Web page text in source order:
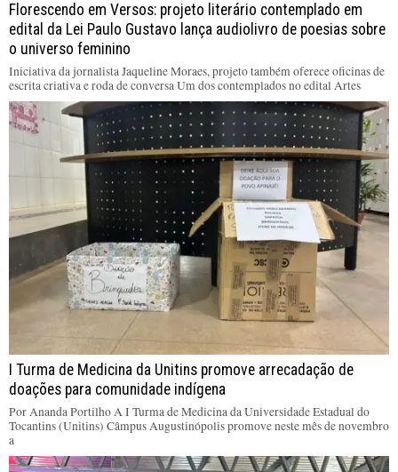
Florescendo em Versos: projeto literário contemplado em
edital da Lei Paulo Gustavo lança audiolivro de poesias sobre
o universo feminino
Iniciativa da jornalista Jaqueline Moraes, projeto também oferece oficinas de
escrita criativa e roda de conversa Um dos contemplados no edital Artes
I Turma de Medicina da Unitins promove arrecadação de
doações para comunidade indígena
Por Ananda Portilho A I Turma de Medicina da Universidade Estadual do
Tocantins (Unitins) Câmpus Augustinópolis promove neste mês de novembro
a